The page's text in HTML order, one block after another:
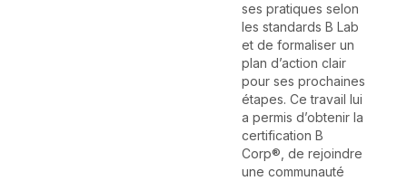
ses pratiques selon
les standards B Lab
et de formaliser un
plan d’action clair
pour ses prochaines
étapes. Ce travail lui
a permis d’obtenir la
certification B
Corp®, de rejoindre
une communauté